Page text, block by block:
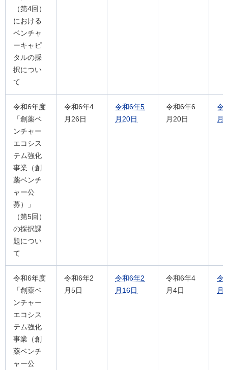
（第4回）
における
ベンチャ
ーキャピ
タルの採
択につい
て
令和6年度
「創薬ベ
ンチャー
エコシス
テム強化
事業（創
薬ベンチ
ャー公
募）」
（第5回）
の採択課
題につい
て
令和6年4
月26日
令和6年5
月20日
令和6年6
月20日
令
月
令和6年度
「創薬ベ
ンチャー
エコシス
テム強化
事業（創
薬ベンチ
ャー公
令和6年2
月5日
令和6年2
月16日
令和6年4
月4日
令
月